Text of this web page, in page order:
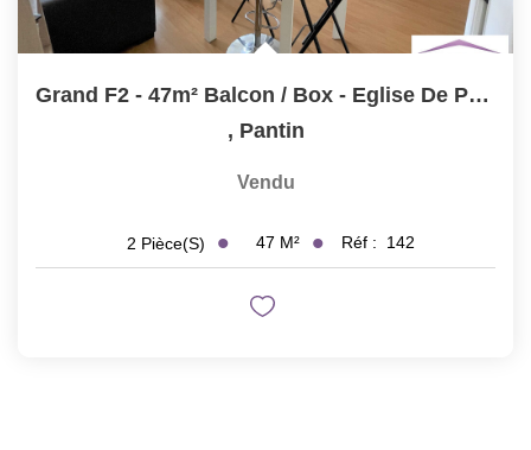
Grand F2 - 47m² Balcon / Box - Eglise De Pantin
, Pantin
Vendu
2 Pièce(s) 47 M² Réf : 142